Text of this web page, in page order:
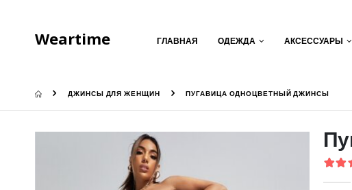
Weartime ГЛАВНАЯ ОДЕЖДА АКСЕССУАРЫ
ДЖИНСЫ ДЛЯ ЖЕНЩИН ПУГАВИЦА ОДНОЦВЕТНЫЙ ДЖИНСЫ